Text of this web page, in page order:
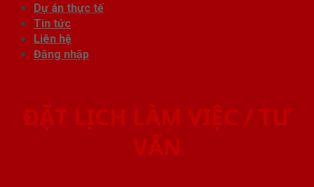
Dự án thực tế
Tin tức
Liên hệ
Đăng nhập
ĐẶT LỊCH LÀM VIỆC / TƯ
VẤN